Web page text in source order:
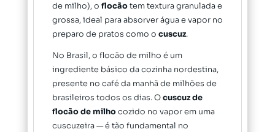
de milho), o flocãotem textura granulada e
grossa, ideal para absorver água e vapor no
preparo de pratos como o cuscuz.
No Brasil, o flocão de milho é um
ingrediente básico da cozinha nordestina,
presente no café da manhã de milhões de
brasileiros todos os dias. Ocuscuz de
flocão de milhocozido no vapor em uma
cuscuzeira — é tão fundamental no